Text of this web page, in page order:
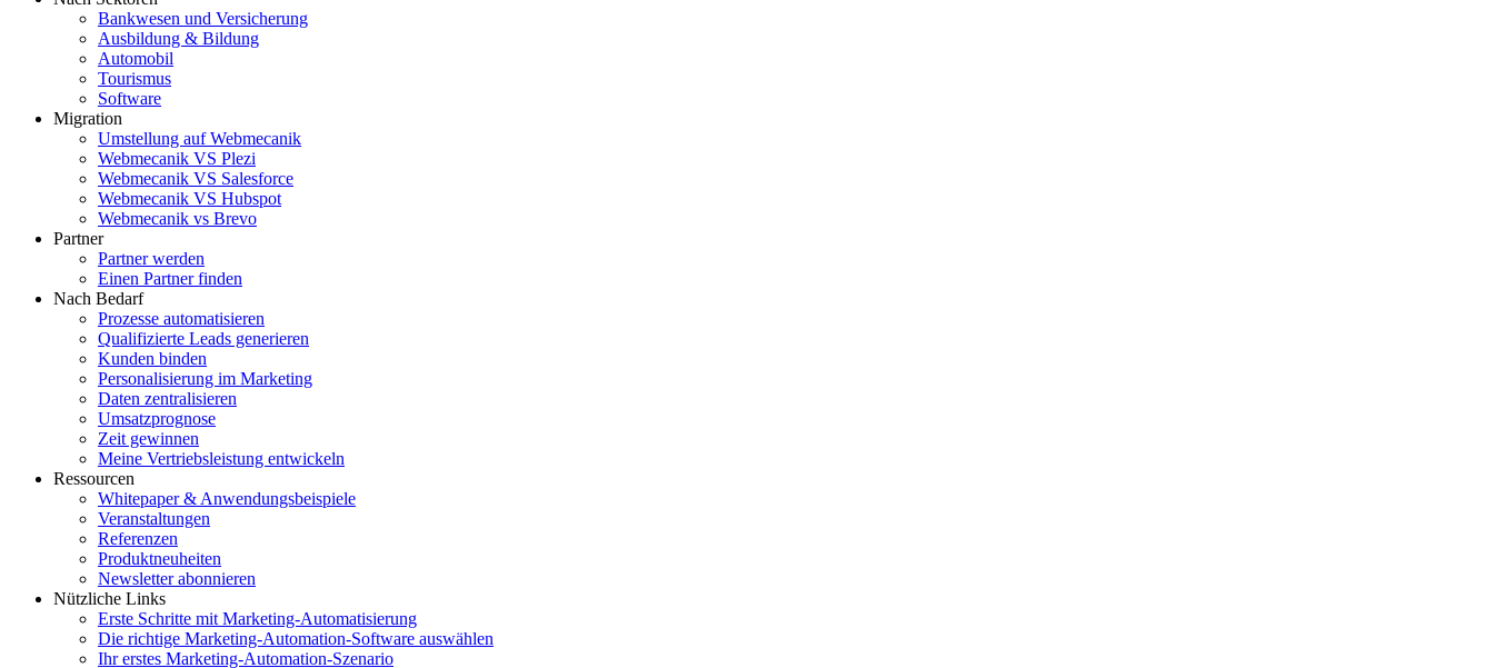
Bankwesen und Versicherung
Ausbildung & Bildung
Automobil
Tourismus
Software
Migration
Umstellung auf Webmecanik
Webmecanik VS Plezi
Webmecanik VS Salesforce
Webmecanik VS Hubspot
Webmecanik vs Brevo
Partner
Partner werden
Einen Partner finden
Nach Bedarf
Prozesse automatisieren
Qualifizierte Leads generieren
Kunden binden
Personalisierung im Marketing
Daten zentralisieren
Umsatzprognose
Zeit gewinnen
Meine Vertriebsleistung entwickeln
Ressourcen
Whitepaper & Anwendungsbeispiele
Veranstaltungen
Referenzen
Produktneuheiten
Newsletter abonnieren
Nützliche Links
Erste Schritte mit Marketing-Automatisierung
Die richtige Marketing-Automation-Software auswählen
Ihr erstes Marketing-Automation-Szenario